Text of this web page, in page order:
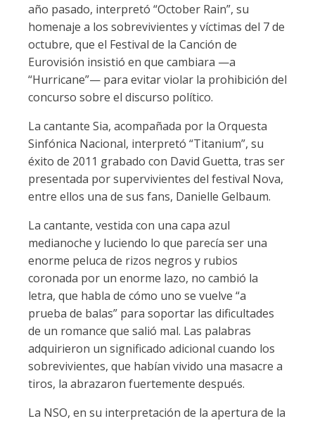
año pasado, interpretó “October Rain”, su
homenaje a los sobrevivientes y víctimas del 7 de
octubre, que el Festival de la Canción de
Eurovisión insistió en que cambiara —a
“Hurricane”— para evitar violar la prohibición del
concurso sobre el discurso político.
La cantante Sia, acompañada por la Orquesta
Sinfónica Nacional, interpretó “Titanium”, su
éxito de 2011 grabado con David Guetta, tras ser
presentada por supervivientes del festival Nova,
entre ellos una de sus fans, Danielle Gelbaum.
La cantante, vestida con una capa azul
medianoche y luciendo lo que parecía ser una
enorme peluca de rizos negros y rubios
coronada por un enorme lazo, no cambió la
letra, que habla de cómo uno se vuelve “a
prueba de balas” para soportar las dificultades
de un romance que salió mal. Las palabras
adquirieron un significado adicional cuando los
sobrevivientes, que habían vivido una masacre a
tiros, la abrazaron fuertemente después.
La NSO, en su interpretación de la apertura de la